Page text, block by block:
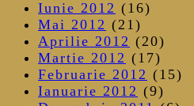
Iunie 2012 (16)
Mai 2012 (21)
Aprilie 2012 (20)
Martie 2012 (17)
Februarie 2012 (15)
Ianuarie 2012 (9)